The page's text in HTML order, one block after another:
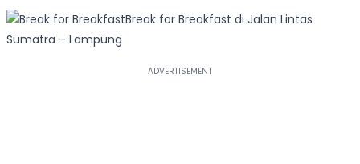
Break for Breakfast di Jalan Lintas
Sumatra – Lampung